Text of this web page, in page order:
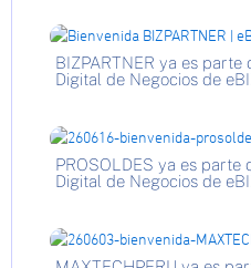
BIZPARTNER ya es parte
Digital de Negocios de
PROSOLDES ya es parte
Digital de Negocios de